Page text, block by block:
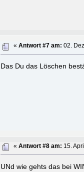
«Antwort #7 am: 02.
Das Du das Löschen
«Antwort #8 am: 15.
UNd wie gehts das bei